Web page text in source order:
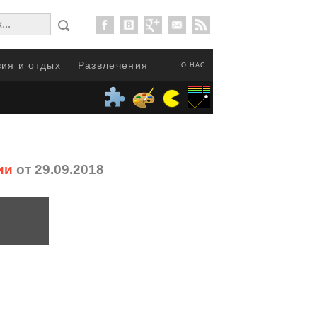
О НАС
и отдых Развлечения
от 29.09.2018